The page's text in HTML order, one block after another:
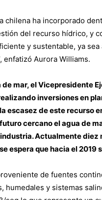
chilena ha incorporado
del recurso hídrico, y
y sustentable, ya
enfatizó Aurora Williams.
mar, el Vicepresidente
inversiones en
escasez de este recurso
cercano el agua de
Actualmente diez
espera que hacia el 2019
de fuentes
humedales y sistemas